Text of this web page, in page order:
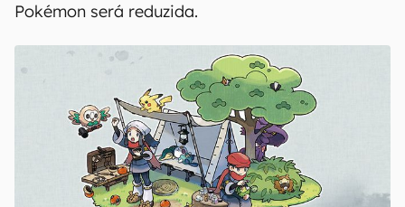
Pokémon será reduzida.